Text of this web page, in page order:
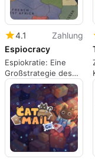
4.1
Zahlung
Espiocracy
Espiokratie: Eine
Großstrategie des
Kalten Krieges der
geheimen
Einflussnahme